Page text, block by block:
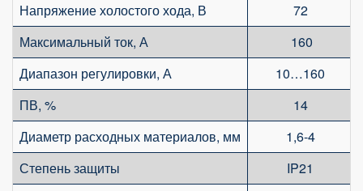
Напряжение холостого хода, В
72
Максимальный ток, А
160
Диапазон регулировки, А
10…160
ПВ, %
14
Диаметр расходных материалов, мм
1,6-4
Степень защиты
IP21